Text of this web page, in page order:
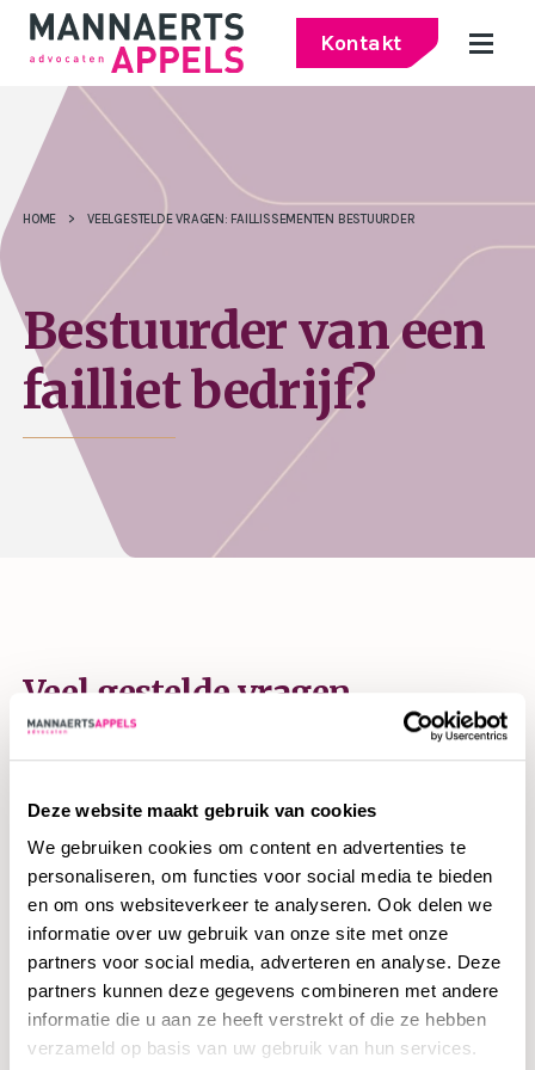
Deze website maakt gebruik van cookies
We gebruiken cookies om content en advertenties te
personaliseren, om functies voor social media te bieden
en om ons websiteverkeer te analyseren. Ook delen we
informatie over uw gebruik van onze site met onze
partners voor social media, adverteren en analyse. Deze
partners kunnen deze gegevens combineren met andere
informatie die u aan ze heeft verstrekt of die ze hebben
verzameld op basis van uw gebruik van hun services.
Kontakt
HOME > VEELGESTELDE VRAGEN: FAILLISSEMENTEN BESTUURDER
Bestuurder van een
failliet bedrijf?
Veel gestelde vragen
Zodra een bedrijf failliet wordt verklaard, neem de curator de
bedrijfsvoering over. Ons kantoor kent vijf advocaten die
regelmatig door de rechtbank worden aangesteld als curator.
Onderstaand vind je antwoorden op veel gestelde vragen
Wat kan ik tegen het uitgesproken
faillissement doen?